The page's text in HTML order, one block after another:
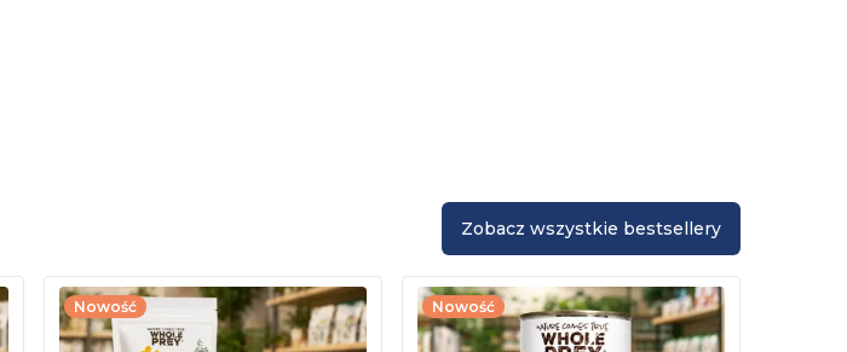
Zobacz wszystkie bestsellery
Nowość Nowość